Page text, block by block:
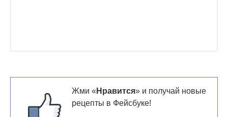
Жми « Нравится» и получай новые
рецепты в Фейсбуке!